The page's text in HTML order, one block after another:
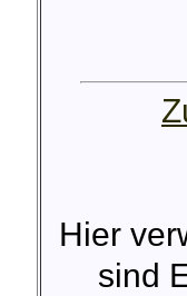
Hier
sind